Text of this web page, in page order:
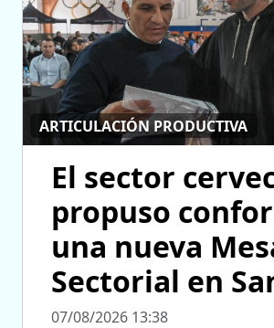
ARTICULACIÓN PRODUCTIVA
El sector
propuso
una nueva
Sectorial en
07/08/2026 13:38